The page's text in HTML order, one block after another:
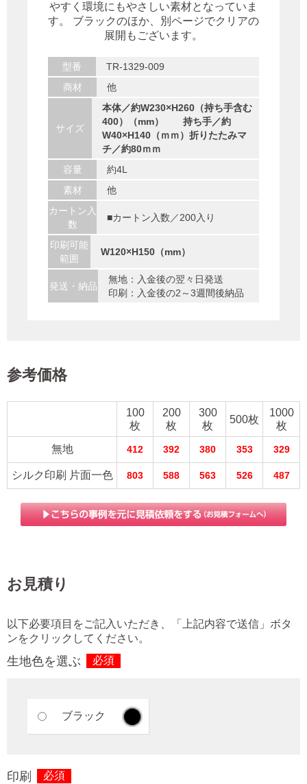
やすく環境にもやさしい素材となっていま
す。 ブラックのほか、別ページでクリアの
展開もございます。
型番
TR-1329-009
商材
他
サイズ
本体／約W230×H260（持ち手含む
400）（mm） 持ち手／約
W40×H140（ｍｍ）折りたたみマ
チ／約80ｍｍ
容量
約4L
素材
他
カートン入
数
■カートン入数／200入り
印刷可能
範囲
W120×H150（mm）
発送・納品
無地：入金後の翌々日発送
印刷：入金後の2～3週間後納品
参考価格
100
枚
200
枚
300
枚
500枚
1000
枚
無地
412 392 380 353 329
シルク印刷 片面一色 803 588 563 526 487
お見積り
以下必要項目をご記入いただき、「上記内容で送信」ボタ
ンをクリックしてください。
生地色を選ぶ 必須
ブラック
印刷 必須